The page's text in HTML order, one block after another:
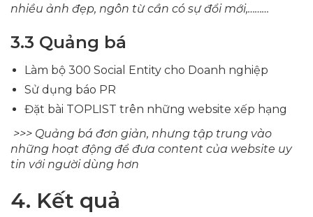
nhiều ảnh đẹp, ngôn từ cần có sự đổi mới,………
3.3 Quảng bá
Làm bộ 300 Social Entity cho Doanh nghiệp
Sử dụng báo PR
Đặt bài TOPLIST trên những website xếp hạng
>>> Quảng bá đơn giản, nhưng tập trung vào
những hoạt động để đưa content của website uy
tin với người dùng hơn
4. Kết quả